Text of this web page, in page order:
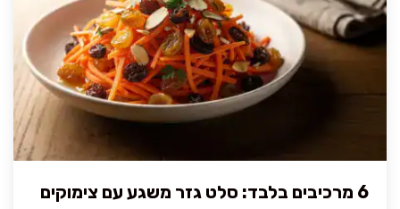
6 מרכיבים בלבד: סלט גזר משגע עם צימוקים